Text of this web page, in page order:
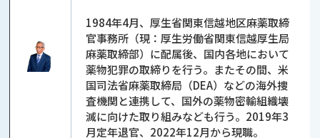
1984年4月、厚生省関東信越地区麻薬取締
官事務所（現：厚生労働省関東信越厚生局
麻薬取締部）に配属後、国内各地において
薬物犯罪の取締りを行う。またその間、米
国司法省麻薬取締局（DEA）などの海外捜
査機関と連携して、国外の薬物密輸組織壊
滅に向けた取り組みなども行う。2019年3
月定年退官、2022年12月から現職。